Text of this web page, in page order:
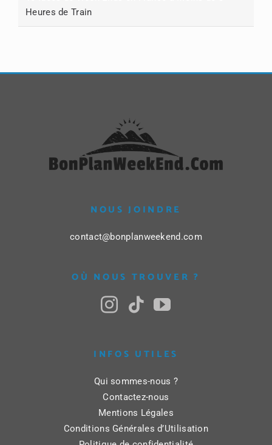
Heures de Train
NOUS JOINDRE
contact@bonplanweekend.com
OÙ NOUS TROUVER ?
INFOS UTILES
Qui sommes-nous ?
Contactez-nous
Mentions Légales
Conditions Générales d’Utilisation